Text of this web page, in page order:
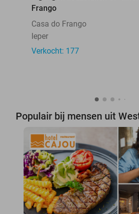
Frango
Casa do Frango
Ieper
Verkocht: 177
Populair bij mensen uit